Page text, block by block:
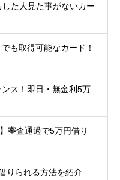
した人見た事がないカー
も取得可能なカード！
ンス！即日・無金利5万
審査通過で5万円借り
りられる方法を紹介